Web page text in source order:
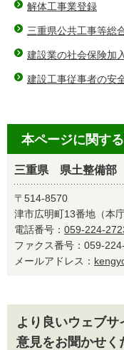
解体工事業登録
三重県公共工事等総
建設業の社会保険加
建設工事従事者の安
本ページに関す
三重県 県土整備
〒514-8570
津市広明町13番地（本庁
電話番号： 059-224-
ファクス番号：059-
メールアドレス：
より良いウェブ
意見をお聞かせく